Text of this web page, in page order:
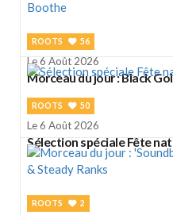
ROOTS 56
Le 6 Août 2026
Morceau du jour : Black
ROOTS 50
Le 6 Août 2026
Sélection spéciale Fête
ROOTS 2